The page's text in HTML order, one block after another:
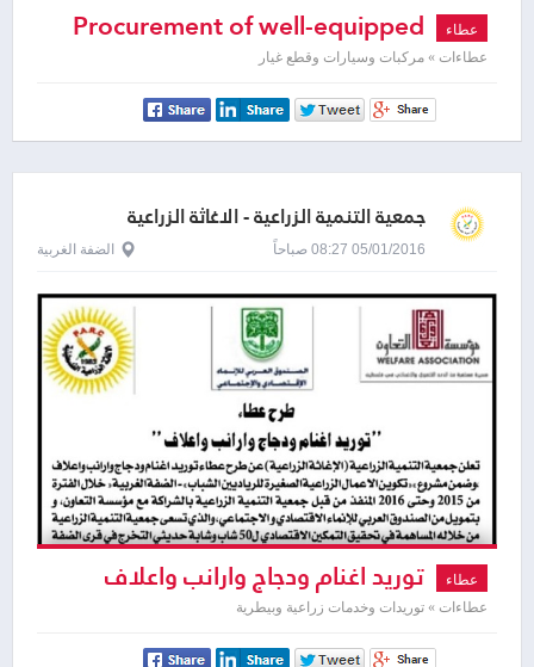
عطاء Procurement of well-equipped
two leakage Detection Vehicles
عطاءات » مركبات وسيارات وقطع غيار
جمعية التنمية الزراعية - الاغاثة الزراعية
الفلسطينية - بارك
05/01/2016 08:27 صباحاً الضفة الغربية
عطاء توريد اغنام ودجاج وارانب واعلاف
عطاءات » توريدات وخدمات زراعية وبيطرية